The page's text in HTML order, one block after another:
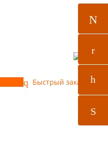
Быстрый заказ